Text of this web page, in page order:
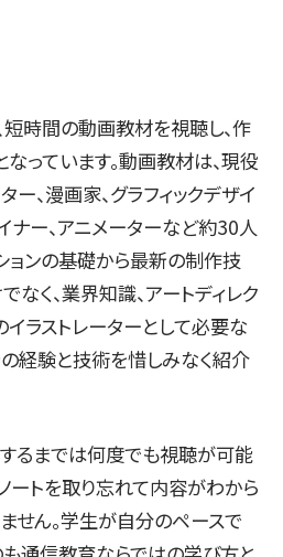
時間の動画教材を視聴し、作
っています。動画教材は、現役
ー、漫画家、グラフィックデザイ
ナー、アニメーターなど約30人
ョンの基礎から最新の制作技
なく、業界知識、アートディレク
イラストレーターとして必要な
経験と技術を惜しみなく紹介
るまでは何度でも視聴が可能
ートを取り忘れて内容がわから
せん。学生が自分のペースで